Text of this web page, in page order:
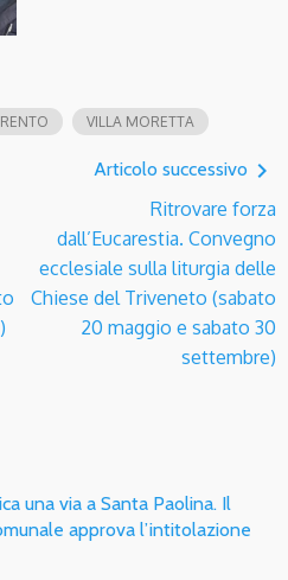
VILLA MORETTA
Articolo successivo navigate_next
Ritrovare forza
dall’Eucarestia. Convegno
ecclesiale sulla liturgia delle
Chiese del Triveneto (sabato
20 maggio e sabato 30
settembre)
una via a Santa Paolina. Il
approva l’intitolazione